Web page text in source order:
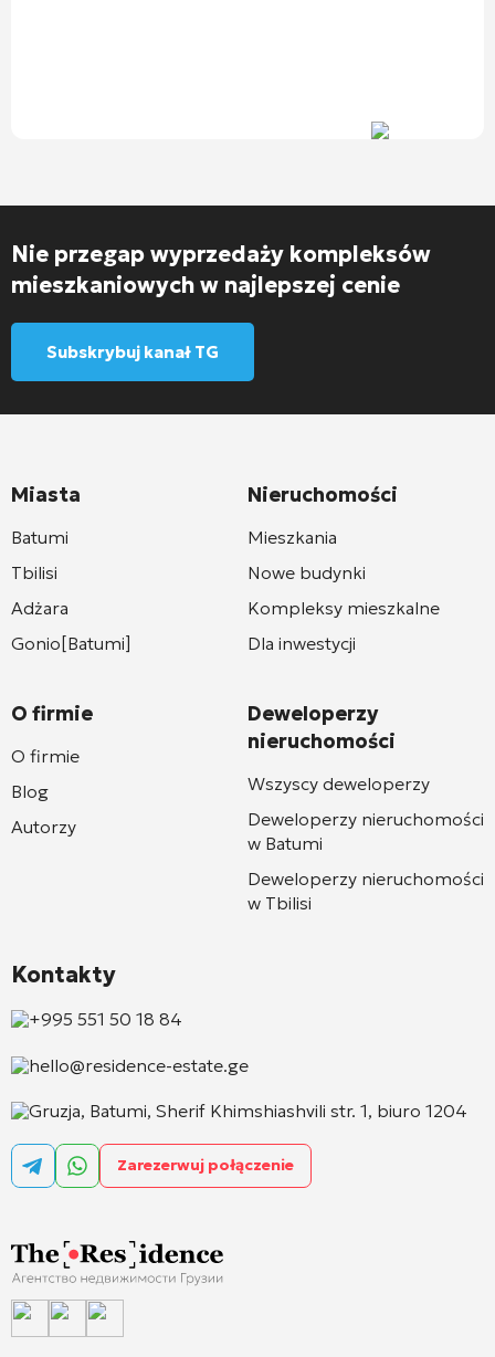
Nie przegap wyprzedaży kompleksów
mieszkaniowych w najlepszej cenie
Subskrybuj kanał TG
Miasta
Batumi
Tbilisi
Adżara
Gonio[Batumi]
O firmie
O firmie
Blog
Autorzy
Nieruchomości
Mieszkania
Nowe budynki
Kompleksy mieszkalne
Dla inwestycji
Deweloperzy
nieruchomości
Wszyscy deweloperzy
Deweloperzy nieruchomości
w Batumi
Deweloperzy nieruchomości
w Tbilisi
Kontakty
+995 551 50 18 84
hello@residence-estate.ge
Gruzja, Batumi, Sherif Khimshiashvili str. 1, biuro 1204
Zarezerwuj połączenie